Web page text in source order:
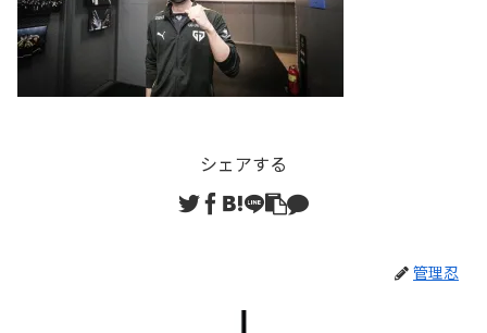
シェアする
管理忍